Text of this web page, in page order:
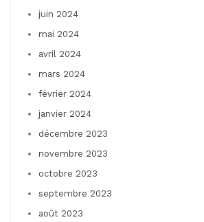
juin 2024
mai 2024
avril 2024
mars 2024
février 2024
janvier 2024
décembre 2023
novembre 2023
octobre 2023
septembre 2023
août 2023